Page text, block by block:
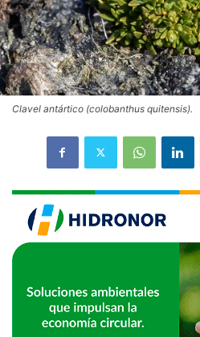
Clavel antártico (colobanthus quitensis).